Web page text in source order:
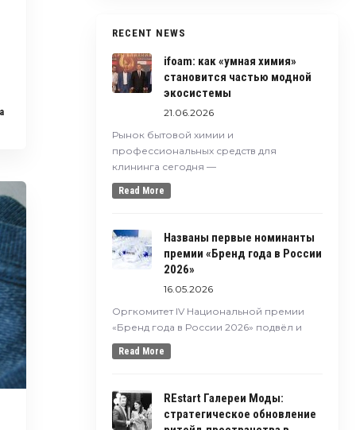
RECENT NEWS
ifoam: как «умная химия»
становится частью модной
экосистемы
21.06.2026
Рынок бытовой химии и
профессиональных средств для
клининга сегодня —
Read More
Названы первые номинанты
премии «Бренд года в России
2026»
16.05.2026
Оргкомитет IV Национальной премии
«Бренд года в России 2026» подвёл и
Read More
REstart Галереи Моды:
стратегическое обновление